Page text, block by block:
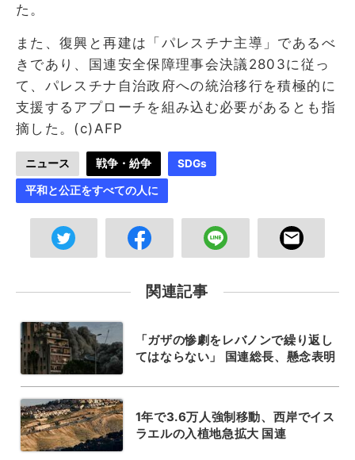
た。
また、復興と再建は「パレスチナ主導」であるべ
きであり、国連安全保障理事会決議2803に従っ
て、パレスチナ自治政府への統治移行を積極的に
支援するアプローチを組み込む必要があるとも指
摘した。(c)AFP
ニュース 戦争・紛争 SDGs
平和と公正をすべての人に
関連記事
「ガザの惨劇をレバノンで繰り返し
てはならない」 国連総長、懸念表明
1年で3.6万人強制移動、西岸でイス
ラエルの入植地急拡大 国連